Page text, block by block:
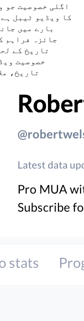
اگلی خصوصیت جو
بارے میں
جائزہ فراہم
تاریخ کے
خصوصیت
تاریخ،